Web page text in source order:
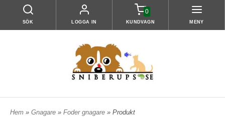
SÖK LOGGA IN
0
KUNDVAGN MENY
Hem » Gnagare » Foder gnagare » Produkt